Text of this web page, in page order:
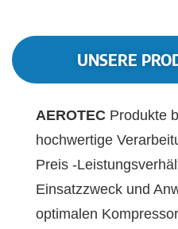
UNSERE
AEROTEC Produkte
hochwertige
Preis -
Einsatzzweck und
optimalen